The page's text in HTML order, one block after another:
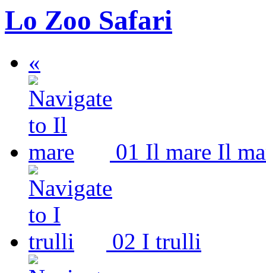
Lo Zoo Safari
«
01 Il mare Il
02 I trulli